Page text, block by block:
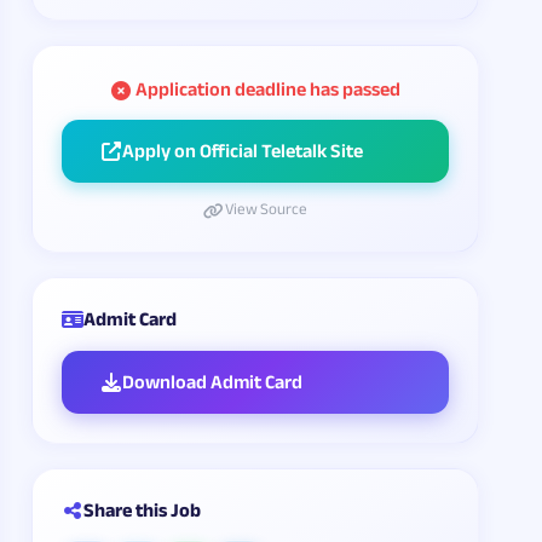
Application deadline has passed
Apply on Official Teletalk Site
View Source
Admit Card
Download Admit Card
Share this Job